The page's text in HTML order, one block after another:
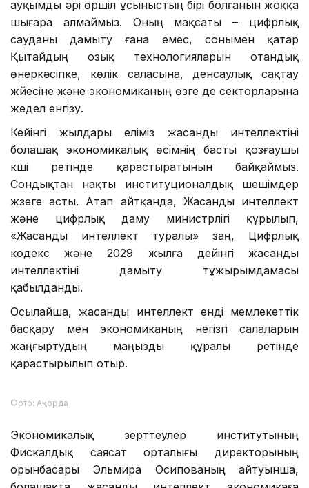
негіз болады, — дейді Евгений Питолин.
Бұл бастама сапар барысында көтерілген ең
ауқымды әрі өршіл ұсыныстың бірі болғанын жоққа
шығара алмаймыз. Оның мақсаты – цифрлық
сауданы дамыту ғана емес, сонымен қатар
Қытайдың озық технологияларын отандық
өнеркәсіпке, көлік саласына, денсаулық сақтау
жүйесіне және экономиканың өзге де секторларына
жедел енгізу.
Кейінгі жылдары еліміз жасанды интеллектіні
болашақ экономикалық өсімнің басты қозғаушы
күші ретінде қарастыратынын байқаймыз.
Сондықтан нақты институционалдық шешімдер
жүзеге асты. Атап айтқанда, Жасанды интеллект
және цифрлық даму министрлігі құрылып,
«Жасанды интеллект туралы» заң, Цифрлық
кодекс және 2029 жылға дейінгі жасанды
интеллектіні дамыту тұжырымдамасы
қабылданды.
Осылайша, жасанды интеллект енді мемлекеттік
басқару мен экономиканың негізгі салаларын
қарастырылып отыр.
Фото: Ақорда
Экономикалық зерттеулер институтының